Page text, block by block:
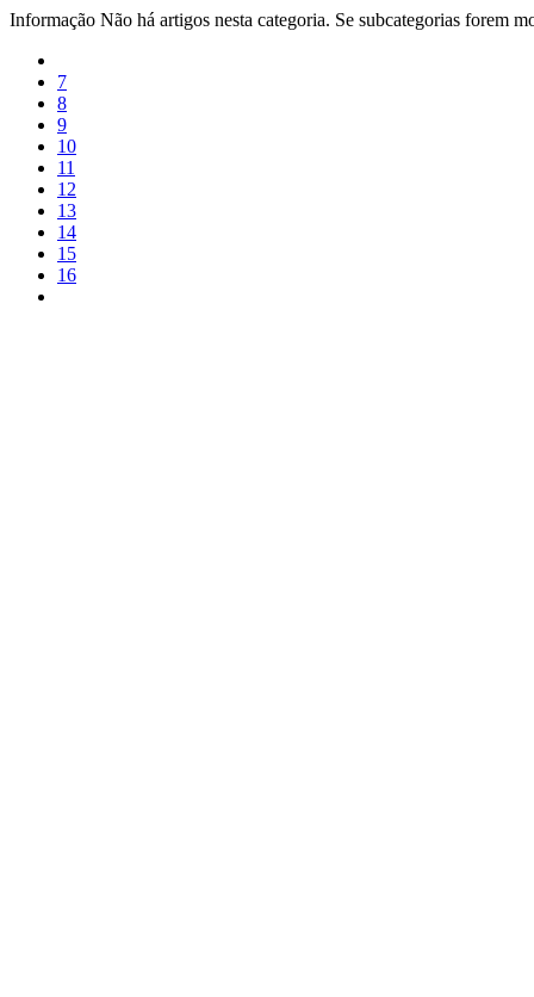
Informação Não há artigos nesta categoria. Se subcategorias forem
7
8
9
10
11
12
13
14
15
16